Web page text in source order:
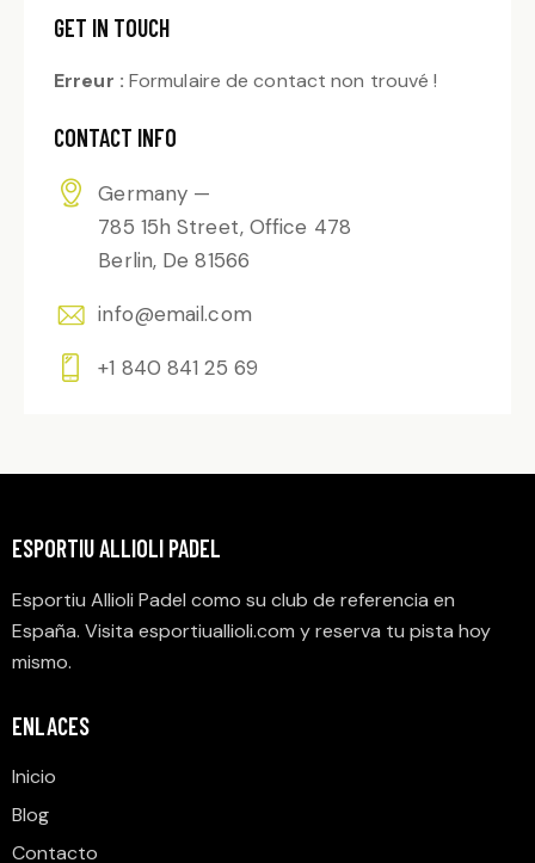
GET IN TOUCH
Erreur : Formulaire de contact non trouvé !
CONTACT INFO
Germany —
785 15h Street, Office 478
Berlin, De 81566
info@email.com
+1 840 841 25 69
ESPORTIU ALLIOLI PADEL
Esportiu Allioli Padel como su club de referencia en
España. Visita esportiuallioli.com y reserva tu pista hoy
mismo.
ENLACES
Inicio
Blog
Contacto